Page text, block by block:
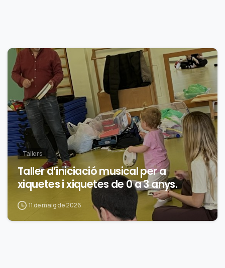
0
Tallers
Taller d’iniciació musical per a
xiquetes i xiquetes de 0 a 3 anys.
11 de maig de 2026